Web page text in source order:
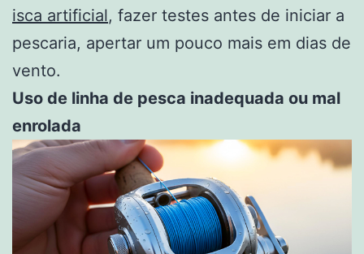
isca artificial, fazer testes antes de iniciar a
pescaria, apertar um pouco mais em dias de
vento.
Uso de linha de pesca inadequada ou mal
enrolada